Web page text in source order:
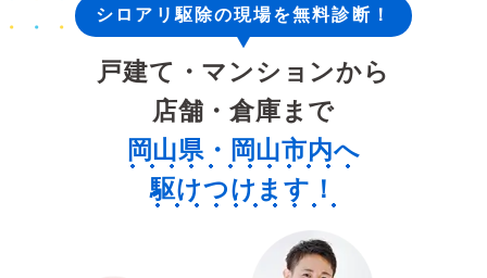
シロアリ駆除の現場を無料診断！
戸建て・マンションから
店舗・倉庫まで
岡山県・岡山市内へ
駆けつけます！